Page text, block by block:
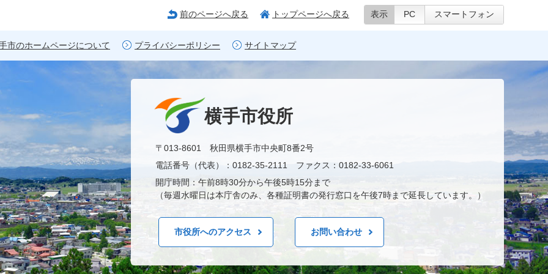
前のページへ戻る トップページへ戻る 表示 PC スマートフォン
市のホームページについて プライバシーポリシー サイトマップ
横手市役所
〒013-8601 秋田県横手市中央町8番2号
電話番号（代表）：0182-35-2111 ファクス：0182-33-6061
開庁時間：午前8時30分から午後5時15分まで
（毎週水曜日は本庁舎のみ、各種証明書の発行窓口を午後7時まで延長しています。）
市役所へのアクセス お問い合わせ